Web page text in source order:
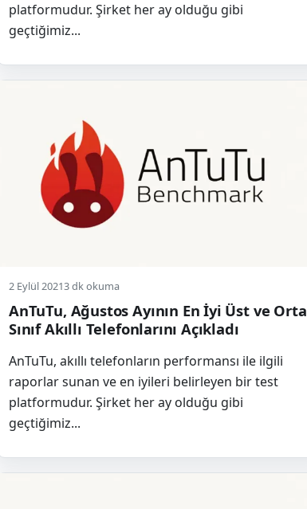
platformudur. Şirket her ay olduğu gibi
geçtiğimiz...
2 Eylül 20213 dk okuma
AnTuTu, Ağustos Ayının En İyi Üst ve Orta
Sınıf Akıllı Telefonlarını Açıkladı
AnTuTu, akıllı telefonların performansı ile ilgili
raporlar sunan ve en iyileri belirleyen bir test
platformudur. Şirket her ay olduğu gibi
geçtiğimiz...